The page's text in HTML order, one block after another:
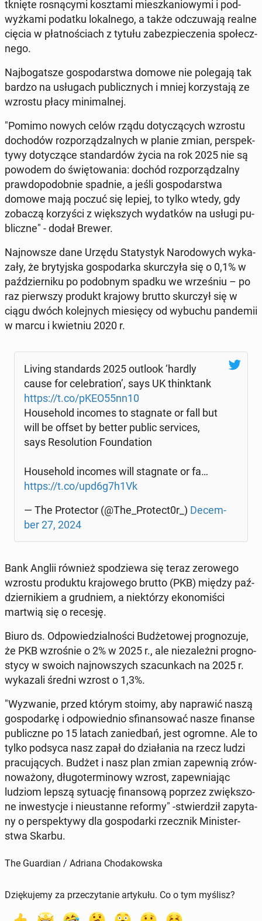
tknię­te ro­sną­cy­mi kosz­ta­mi miesz­ka­nio­wy­mi i pod­
wyż­ka­mi podatku lo­kal­ne­go, a także od­czu­wa­ją realne
cięcia w płat­no­ściach z tytułu za­bez­pie­cze­nia spo­łecz­
ne­go.
Naj­bo­gat­sze go­spo­dar­stwa domowe nie po­le­ga­ją tak
bardzo na usłu­gach pu­blicz­nych i mniej ko­rzy­sta­ją ze
wzrostu płacy mi­ni­mal­nej.
"Pomimo nowych celów rządu do­ty­czą­cych wzrostu
do­cho­dów roz­po­rzą­dzal­nych w planie zmian, per­spek­
ty­wy do­ty­czą­ce stan­dar­dów życia na rok 2025 nie są
powodem do świę­to­wa­nia: dochód roz­po­rzą­dzal­ny
praw­do­po­dob­nie spadnie, a jeśli go­spo­dar­stwa
domowe mają poczuć się lepiej, to tylko wtedy, gdy
zobaczą ko­rzy­ści z więk­szych wy­dat­ków na usługi pu­
blicz­ne" - dodał Brewer.
Naj­now­sze dane Urzędu Sta­ty­styk Na­ro­do­wych wy­ka­
za­ły, że bry­tyj­ska go­spo­dar­ka skur­czy­ła się o 0,1% w
paź­dzier­ni­ku po po­dob­nym spadku we wrze­śniu – po
raz pierw­szy produkt krajowy brutto skur­czył się w
ciągu dwóch ko­lej­nych mie­się­cy od wybuchu pan­de­mii
w marcu i kwiet­niu 2020 r.
Living stan­dards 2025 outlook ‘hardly
cause for ce­le­bra­tion’, says UK think­tank
https://t.co/pKEO55nn10
Ho­use­hold incomes to sta­gna­te or fall but
will be offset by better public se­rvi­ces,
says Re­so­lu­tion Fo­un­da­tion
Ho­use­hold incomes will sta­gna­te or fa…
https://t.co/upd6g7h1Vk
— The Pro­tec­tor (@The_Protect0r_) De­cem­
ber 27, 2024
Bank Anglii również spo­dzie­wa się teraz ze­ro­we­go
wzrostu pro­duk­tu kra­jo­we­go brutto (PKB) między paź­
dzier­ni­kiem a grud­niem, a nie­któ­rzy eko­no­mi­ści
martwią się o recesję.
Biuro ds. Od­po­wie­dzial­no­ści Bu­dże­to­wej pro­gno­zu­je,
że PKB wzro­śnie o 2% w 2025 r., ale nie­za­leż­ni pro­gno­
sty­cy w swoich naj­now­szych sza­cun­kach na 2025 r.
wy­ka­za­li średni wzrost o 1,3%.
"Wy­zwa­nie, przed którym stoimy, aby na­pra­wić naszą
go­spo­dar­kę i od­po­wied­nio sfi­nan­so­wać nasze finanse
pu­blicz­ne po 15 latach za­nie­dbań, jest ogromne. Ale to
tylko podsyca nasz zapał do dzia­ła­nia na rzecz ludzi
pra­cu­ją­cych. Budżet i nasz plan zmian za­pew­nią zrów­
no­wa­żo­ny, dłu­go­ter­mi­no­wy wzrost, za­pew­nia­jąc
ludziom lepszą sy­tu­ację fi­nan­so­wą poprzez zwięk­szo­
ne in­we­sty­cje i nie­ustan­ne reformy" -stwier­dził za­py­ta­
ny o per­spek­ty­wy dla go­spo­dar­ki rzecz­nik Mi­ni­ster­
stwa Skarbu.
The Guardian / Adriana Chodakowska
Dziękujemy za przeczytanie artykułu. Co o tym myślisz?